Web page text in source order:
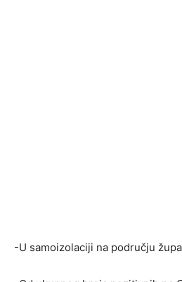
-U samoizolaciji na području